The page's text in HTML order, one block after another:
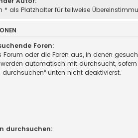
* als Platzhalter für teilweise
Foren:
Forum oder die Foren aus, in denen
werden automatisch mit durchsucht,
durchsuchen“ unten nicht deaktivierst.
durchsuchen: